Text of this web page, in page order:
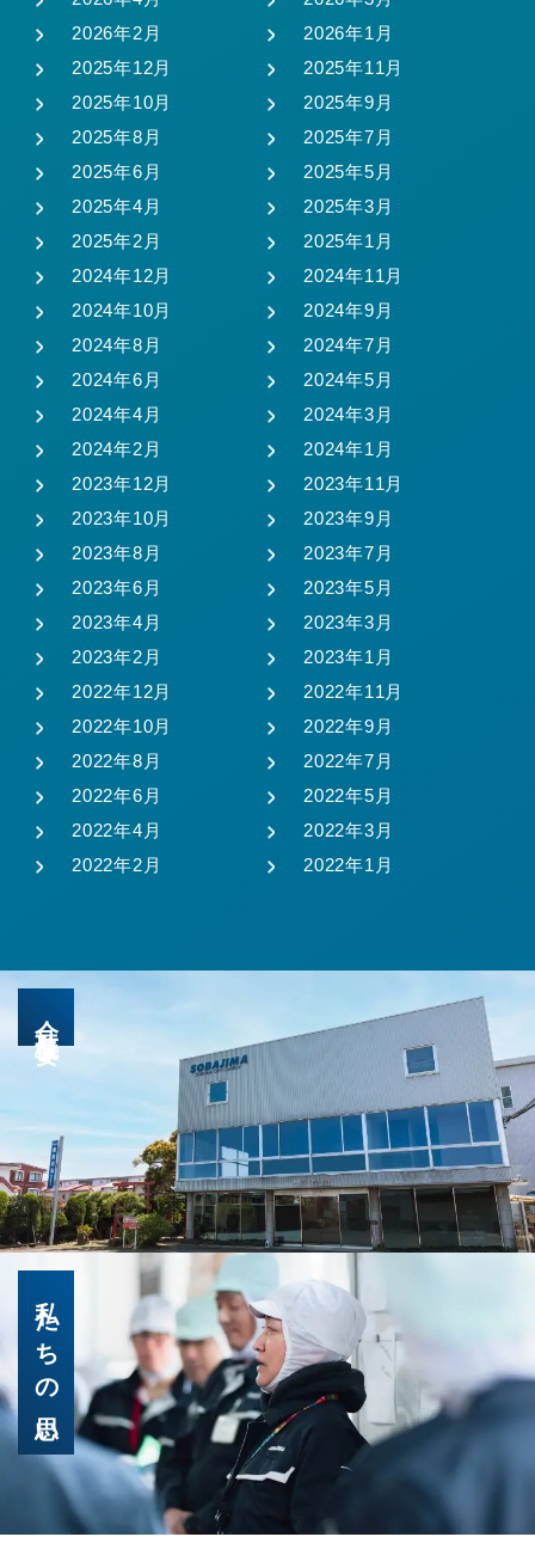
2026年2月
2026年1月
2025年12月
2025年11月
2025年10月
2025年9月
2025年8月
2025年7月
2025年6月
2025年5月
2025年4月
2025年3月
2025年2月
2025年1月
2024年12月
2024年11月
2024年10月
2024年9月
2024年8月
2024年7月
2024年6月
2024年5月
2024年4月
2024年3月
2024年2月
2024年1月
2023年12月
2023年11月
2023年10月
2023年9月
2023年8月
2023年7月
2023年6月
2023年5月
2023年4月
2023年3月
2023年2月
2023年1月
2022年12月
2022年11月
2022年10月
2022年9月
2022年8月
2022年7月
2022年6月
2022年5月
2022年4月
2022年3月
2022年2月
2022年1月
会社概要
私たちの思い